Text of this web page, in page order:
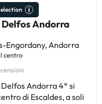
è la
perfetta per una fuga
relax, dello shopping
Puoi anche
il tuo soggiorno con
uniche come Naturland,
valli e nelle
attività culturali nel
Scegli tu il programma!
Andorra
Engordany, Andorra
centro
Andorra 4* si
di Escaldes, a soli